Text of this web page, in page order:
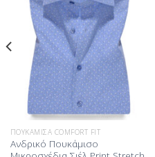
ΠΟΥΚΆΜΙΣΑ COMFORT FIT
Ανδρικό Πουκάμισο